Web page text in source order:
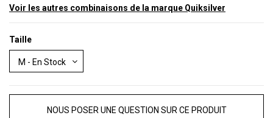
Voir les autres combinaisons de la marque Quiksilver
Taille
NOUS POSER UNE QUESTION SUR CE PRODUIT